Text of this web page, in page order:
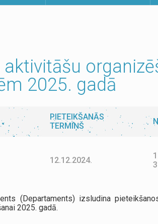
2025. gadā
PIETEIKŠANĀS
TERMIŅŠ
12.12.2024.
(Departaments) izsludina
2025. gadā.